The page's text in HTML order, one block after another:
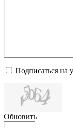
Подписаться на
Обновить